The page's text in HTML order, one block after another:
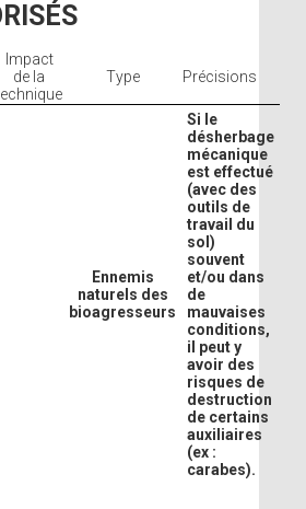
Impact
de la
Type Précisions
Ennemis
naturels des
bioagresseurs
Si le
désherbage
mécanique
est effectué
(avec des
outils de
travail du
sol)
souvent
et/ou dans
de
mauvaises
conditions,
il peut y
avoir des
risques de
destruction
de certains
auxiliaires
(ex :
carabes).